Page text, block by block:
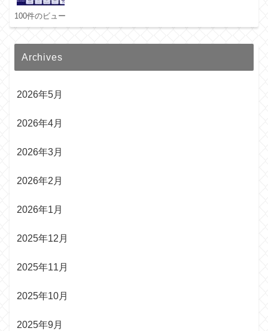
100件のビュー
Archives
2026年5月
2026年4月
2026年3月
2026年2月
2026年1月
2025年12月
2025年11月
2025年10月
2025年9月